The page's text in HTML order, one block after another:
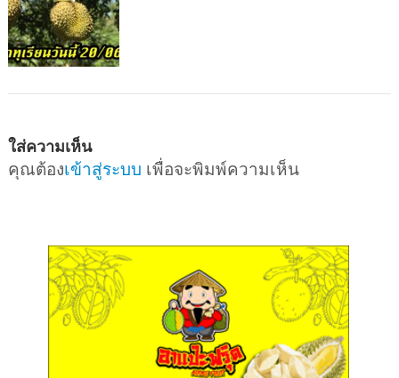
ใส่ความเห็น
คุณต้องเข้าสู่ระบบ เพื่อจะพิมพ์ความเห็น